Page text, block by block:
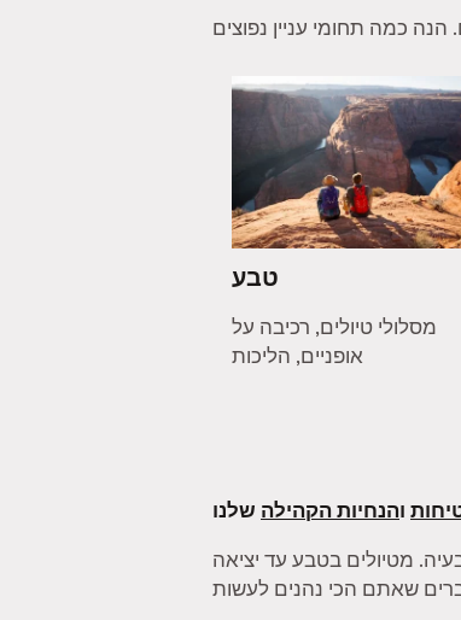
טבע
מסלולי טיולים, רכיבה על
אופניים, הליכות
והנחיות הקהילה
מטיולים בטבע עד יציאה